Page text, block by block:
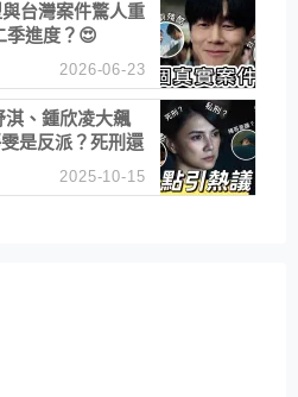
與台灣案件驚人重
季進度？😍
2026-06-23
淇、鍾欣凌大飆
是反派？死刑還
2025-10-15